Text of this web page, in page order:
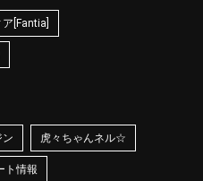
[Fantia]
ン 虎々ちゃんネル☆
ト情報